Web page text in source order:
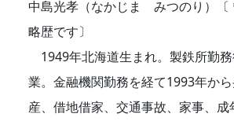
中島光孝（なかじま みつのり）〔
略歴です〕
1949年北海道生まれ。製鉄所勤
業。金融機関勤務を経て1993年か
産、借地借家、交通事故、家事、